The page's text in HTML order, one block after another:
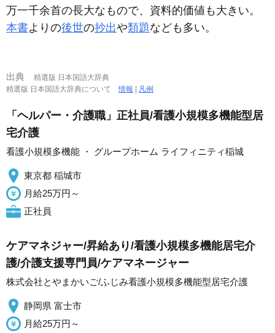
万一千余首の長大なもので、資料的価値も大きい。
本書よりの後世の抄出や類題なども多い。
出典
精選版 日本国語大辞典
精選版 日本国語大辞典について情報 | 凡例
「ヘルパー・介護職」正社員/看護小規模多機能型居
宅介護
看護小規模多機能 ・ グループホーム ライフィニティ稲城
東京都 稲城市
月給25万円～
正社員
ケアマネジャー/昇給あり/看護小規模多機能居宅介
護/介護支援専門員/ケアマネージャー
株式会社とやまかいご/ふじみ看護小規模多機能型居宅介護
静岡県 富士市
月給25万円～